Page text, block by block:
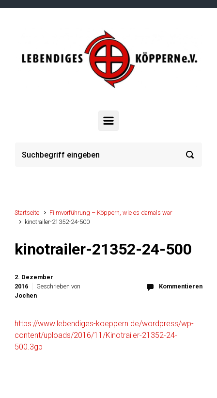
Zum Hauptinhalt springen
Startseite
Filmvorführung – Köppern, wie es damals war
kinotrailer-21352-24-500
kinotrailer-21352-24-500
2. Dezember
2016
Geschrieben von
Jochen
Kommentieren
https://www.lebendiges-koeppern.de/wordpress/wp-
content/uploads/2016/11/Kinotrailer-21352-24-
500.3gp